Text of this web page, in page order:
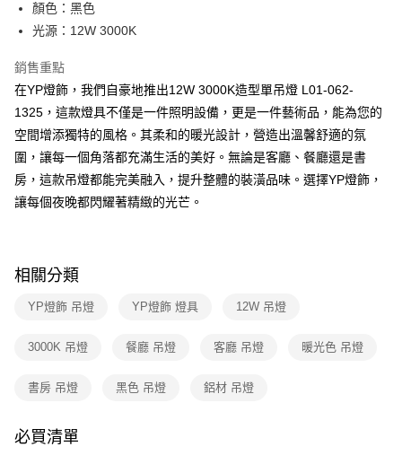
Google Pay
全盈+PAY
AFTEE先享後付
相關說明
【關於「AFTEE先享後付」】
AFTEE先享後付是「在收到商品之後才付款」的支付方式。 讓您購物簡單
便利好安心！
１．簡單：不需註冊會員、不需綁卡、不需儲值。
２．便利：只要手機號碼，簡訊認證，即可結帳。
結帳頁面，進行簡訊認證並確認金額後，即可完成結帳。
３．收到繳費通知簡訊後14天內，點擊此簡訊中的連結，可透過四大超商／
※ 請注意：結帳手續完成當下不需立刻繳費，但若您需要取消訂單，請聯絡
※ 交易是否成功請以「AFTEE先享後付 」之結帳頁面顯示為準，若有關於
顏色：黑色
光源：12W 3000K
銷售重點
在YP燈飾，我們自豪地推出12W 3000K造型單吊燈 L01-062-
1325，這款燈具不僅是一件照明設備，更是一件藝術品，能為您的
空間增添獨特的風格。其柔和的暖光設計，營造出溫馨舒適的氛
圍，讓每一個角落都充滿生活的美好。無論是客廳、餐廳還是書
房，這款吊燈都能完美融入，提升整體的裝潢品味。選擇YP燈飾，
讓每個夜晚都閃耀著精緻的光芒。
相關分類
YP燈飾 吊燈 YP燈飾 燈具 12W 吊燈
3000K 吊燈 餐廳 吊燈 客廳 吊燈 暖光色 吊燈
書房 吊燈 黑色 吊燈 鋁材 吊燈
必買清單